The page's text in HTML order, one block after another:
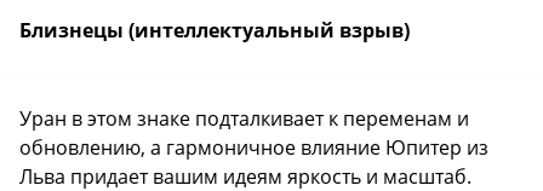
Близнецы (интеллектуальный взрыв)
Уран в этом знаке подталкивает к переменам и
обновлению, а гармоничное влияние Юпитер из
Льва придает вашим идеям яркость и масштаб.